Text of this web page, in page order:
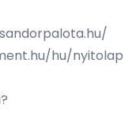
hu/nyitolap